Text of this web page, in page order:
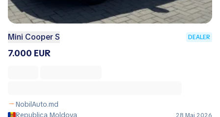
Mini Cooper S DEALER
7.000 EUR
NobilAuto.md
Republica Moldova
28 Mai 2026